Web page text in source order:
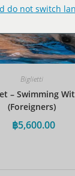
Biglietti
– Swimming
(Foreigners)
฿5,600.00
do not switch